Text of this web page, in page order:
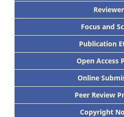
Reviewer
Focus and
Publication
Open Access
Online
Peer Review
Copyright